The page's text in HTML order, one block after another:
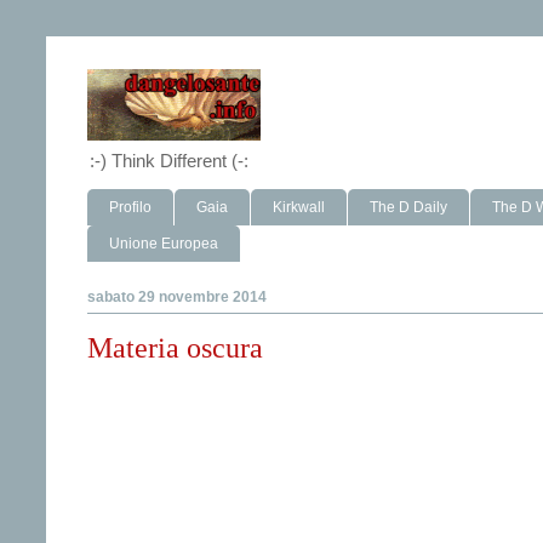
:-) Think Different (-:
Profilo Gaia Kirkwall The D Daily The D
Unione Europea
sabato 29 novembre 2014
Materia oscura